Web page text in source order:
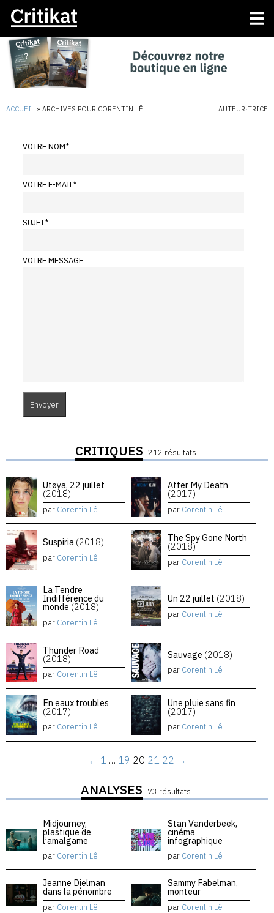
ACCUEIL » ARCHIVES POUR CORENTIN LÊ AUTEUR·TRICE
VOTRE NOM*
VOTRE E-MAIL*
SUJET*
VOTRE MESSAGE
CRITIQUES 212 résultats
Utøya, 22 juillet
(2018)
par Corentin Lê
After My Death
(2017)
par Corentin Lê
Suspiria (2018)
par Corentin Lê
The Spy Gone North
(2018)
par Corentin Lê
La Tendre
Indifférence du
monde (2018)
par Corentin Lê
Un 22 juillet (2018)
par Corentin Lê
Thunder Road
(2018)
par Corentin Lê
Sauvage (2018)
par Corentin Lê
En eaux troubles
(2017)
par Corentin Lê
Une pluie sans fin
(2017)
par Corentin Lê
← 1 … 19 20 21 22 →
ANALYSES 73 résultats
Midjourney,
plastique de
l’amalgame
par Corentin Lê
Stan Vanderbeek,
cinéma
infographique
par Corentin Lê
Jeanne Dielman
dans la pénombre
par Corentin Lê
Sammy Fabelman,
monteur
par Corentin Lê